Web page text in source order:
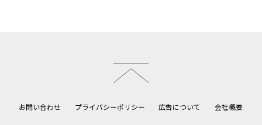
お問い合わせ プライバシーポリシー 広告について 会社概要